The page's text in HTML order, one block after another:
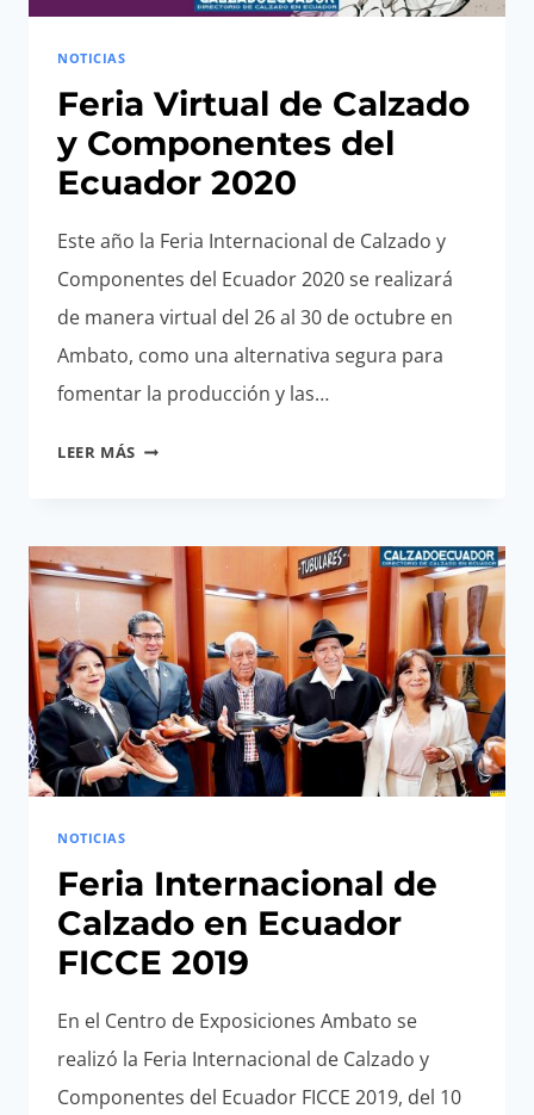
NOTICIAS
Feria Virtual de Calzado
y Componentes del
Ecuador 2020
Este año la Feria Internacional de Calzado y
Componentes del Ecuador 2020 se realizará
de manera virtual del 26 al 30 de octubre en
Ambato, como una alternativa segura para
fomentar la producción y las…
LEER MÁS FERIA
Y
COMPONENTES
DEL
ECUADOR
2020
NOTICIAS
Feria Internacional de
Calzado en Ecuador
FICCE 2019
En el Centro de Exposiciones Ambato se
realizó la Feria Internacional de Calzado y
Componentes del Ecuador FICCE 2019, del 10